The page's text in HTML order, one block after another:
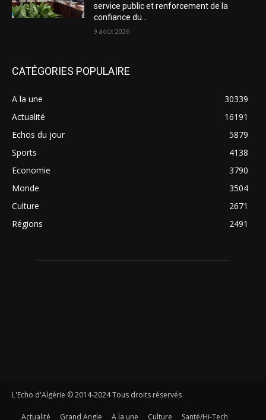
service public et renforcement de la
confiance du...
9 août 2026
CATÉGORIES POPULAIRE
A la une
30339
Actualité
16191
Echos du jour
5879
Sports
4138
Economie
3790
Monde
3504
Culture
2671
Régions
2491
L'Echo d'Algérie © 2014-2024 Tous droits réservés
Actualité Grand Angle A la une Culture Santé/Hi-Tech